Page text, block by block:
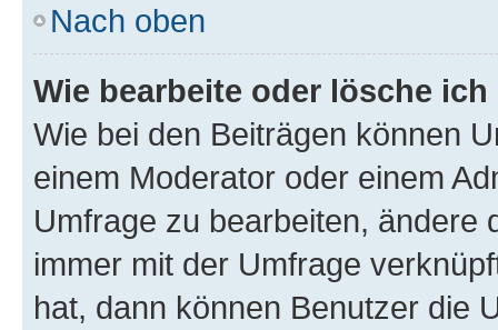
Nach oben
Wie bearbeite oder lösche
Wie bei den Beiträgen können
einem Moderator oder einem
Umfrage zu bearbeiten, ändere
immer mit der Umfrage
hat, dann können Benutzer die